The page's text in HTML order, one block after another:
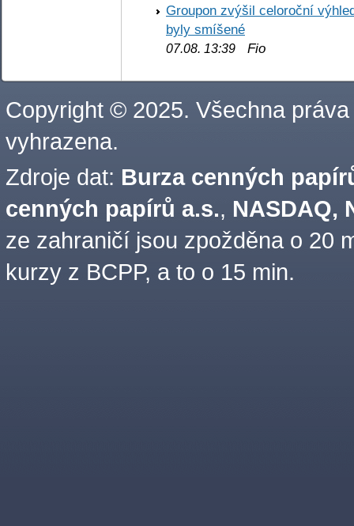
Groupon zvýšil celoroční
byly smíšené
07.08. 13:39 Fio
Copyright © 2025. Všechna práva
vyhrazena.
Zdroje dat: Burza cenných
cenných papírů a.s., NASDAQ,
ze zahraničí jsou zpožděna o 20
kurzy z BCPP, a to o 15 min.